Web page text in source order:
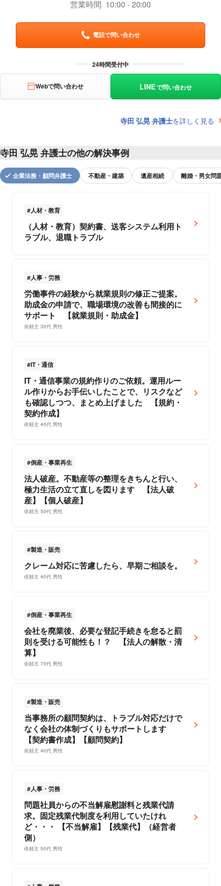
営業時間 10:00 20:00
電話で問い合わせ
Webで問い合わせ LINEで問い合わせ
寺田 弘晃 弁護士を詳しく見る
寺田 弘晃 弁護士の他の解決事例
企業法務・顧問弁護士 不動産・建築 遺産相続 離婚・男女問
人材・教育
（人材・教育）契約書、送客システム利用ト
ラブル、退職トラブル
人事・労務
労働事件の経験から就業規則の修正ご提案。
助成金の申請で、職場環境の改善も間接的に
サポート 【就業規則・助成金】
依頼主 30代 男性
IT・通信
IT・通信事業の規約作りのご依頼。運用ルー
ル作りからお手伝いしたことで、リスクなど
も確認しつつ、まとめ上げました 【規約・
契約作成】
依頼主 40代 男性
倒産・事業再生
法人破産。不動産等の整理をきちんと行い、
極力生活の立て直しを図ります 【法人破
産】【個人破産】
依頼主 50代 男性
製造・販売
クレーム対応に苦慮したら、早期ご相談を。
依頼主 40代 男性
倒産・事業再生
会社を廃業後、必要な登記手続きを怠ると罰
則を受ける可能性も！？ 【法人の解散・清
算】
依頼主 70代 男性
製造・販売
当事務所の顧問契約は、トラブル対応だけで
なく会社の体制づくりもサポートします
【契約書作成】【顧問契約】
依頼主 40代 男性
人事・労務
問題社員からの不当解雇慰謝料と残業代請
求。固定残業代制度を利用していたけれ
ど・・・ 【不当解雇】【残業代】（経営者
側）
依頼主 50代 男性